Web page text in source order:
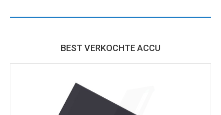
BEST VERKOCHTE ACCU